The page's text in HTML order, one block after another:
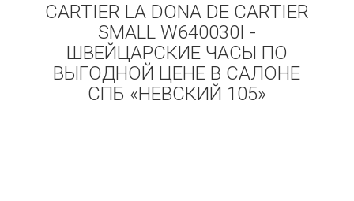
CARTIER LA DONA DE CARTIER
SMALL W640030I -
ШВЕЙЦАРСКИЕ ЧАСЫ ПО
ВЫГОДНОЙ ЦЕНЕ В САЛОНЕ
СПБ «НЕВСКИЙ 105»